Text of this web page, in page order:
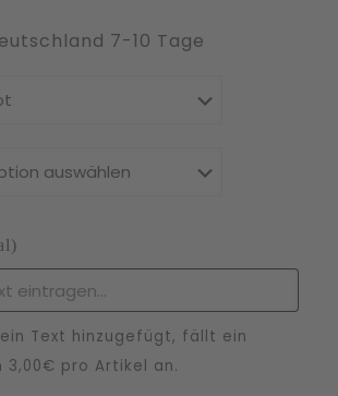
7-10 Tage
ein Text hinzugefügt, fällt ein
3,00€ pro Artikel an.